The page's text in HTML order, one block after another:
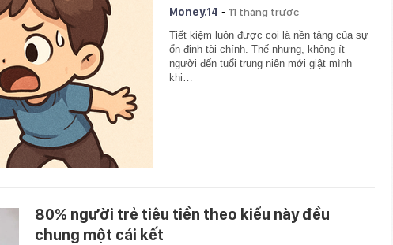
Money.14 - 11 tháng trước
Tiết kiệm luôn được coi là nền tảng của sự
ổn định tài chính. Thế nhưng, không ít
người đến tuổi trung niên mới giật mình
khi…
80% người trẻ tiêu tiền theo kiểu này đều
chung một cái kết